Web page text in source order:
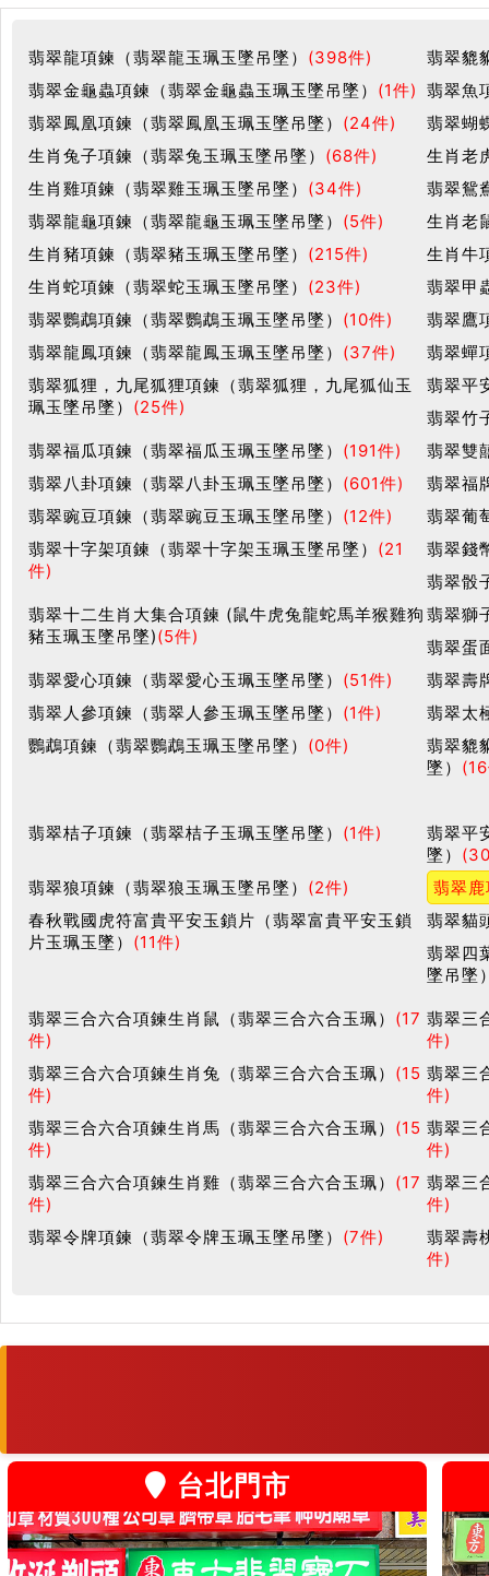
翡翠龍項鍊（翡翠龍玉珮玉墜吊墜） (398件)
翡翠貔
翡翠金龜蟲項鍊（翡翠金龜蟲玉珮玉墜吊墜） (1件) 翡翠魚
翡翠鳳凰項鍊（翡翠鳳凰玉珮玉墜吊墜） (24件)
翡翠蝴
生肖兔子項鍊（翡翠兔玉珮玉墜吊墜） (68件)
生肖老
生肖雞項鍊（翡翠雞玉珮玉墜吊墜） (34件)
翡翠鴛
翡翠龍龜項鍊（翡翠龍龜玉珮玉墜吊墜） (5件)
生肖老
生肖豬項鍊（翡翠豬玉珮玉墜吊墜） (215件)
生肖牛
生肖蛇項鍊（翡翠蛇玉珮玉墜吊墜） (23件)
翡翠甲
翡翠鸚鵡項鍊（翡翠鸚鵡玉珮玉墜吊墜） (10件)
翡翠鷹
翡翠龍鳳項鍊（翡翠龍鳳玉珮玉墜吊墜） (37件)
翡翠蟬
翡翠狐狸，九尾狐狸項鍊（翡翠狐狸，九尾狐仙玉
珮玉墜吊墜） (25件)
翡翠平
翡翠竹
翡翠福瓜項鍊（翡翠福瓜玉珮玉墜吊墜） (191件)
翡翠雙
翡翠八卦項鍊（翡翠八卦玉珮玉墜吊墜） (601件)
翡翠福
翡翠豌豆項鍊（翡翠豌豆玉珮玉墜吊墜） (12件)
翡翠葡
翡翠十字架項鍊（翡翠十字架玉珮玉墜吊墜） (21
件)
翡翠錢
翡翠骰
翡翠十二生肖大集合項鍊 (鼠牛虎兔龍蛇馬羊猴雞狗
豬玉珮玉墜吊墜)(5件)
翡翠獅
翡翠蛋
翡翠愛心項鍊（翡翠愛心玉珮玉墜吊墜） (51件)
翡翠壽
翡翠人參項鍊（翡翠人參玉珮玉墜吊墜） (1件)
翡翠太
鸚鵡項鍊（翡翠鸚鵡玉珮玉墜吊墜） (0件)
翡翠貔
墜）
翡翠桔子項鍊（翡翠桔子玉珮玉墜吊墜） (1件)
翡翠平
墜）
翡翠狼項鍊（翡翠狼玉珮玉墜吊墜） (2件)
翡翠
春秋戰國虎符富貴平安玉鎖片（翡翠富貴平安玉鎖
片玉珮玉墜） (11件)
翡翠貓
翡翠四
墜吊墜
翡翠三合六合項鍊生肖鼠（翡翠三合六合玉珮） (17
件)
翡翠三
件)
翡翠三合六合項鍊生肖兔（翡翠三合六合玉珮） (15
件)
翡翠三
件)
翡翠三合六合項鍊生肖馬（翡翠三合六合玉珮） (15
件)
翡翠三
件)
翡翠三合六合項鍊生肖雞（翡翠三合六合玉珮） (17
件)
翡翠三
件)
翡翠令牌項鍊（翡翠令牌玉珮玉墜吊墜） (7件)
翡翠壽
件)
台北門市